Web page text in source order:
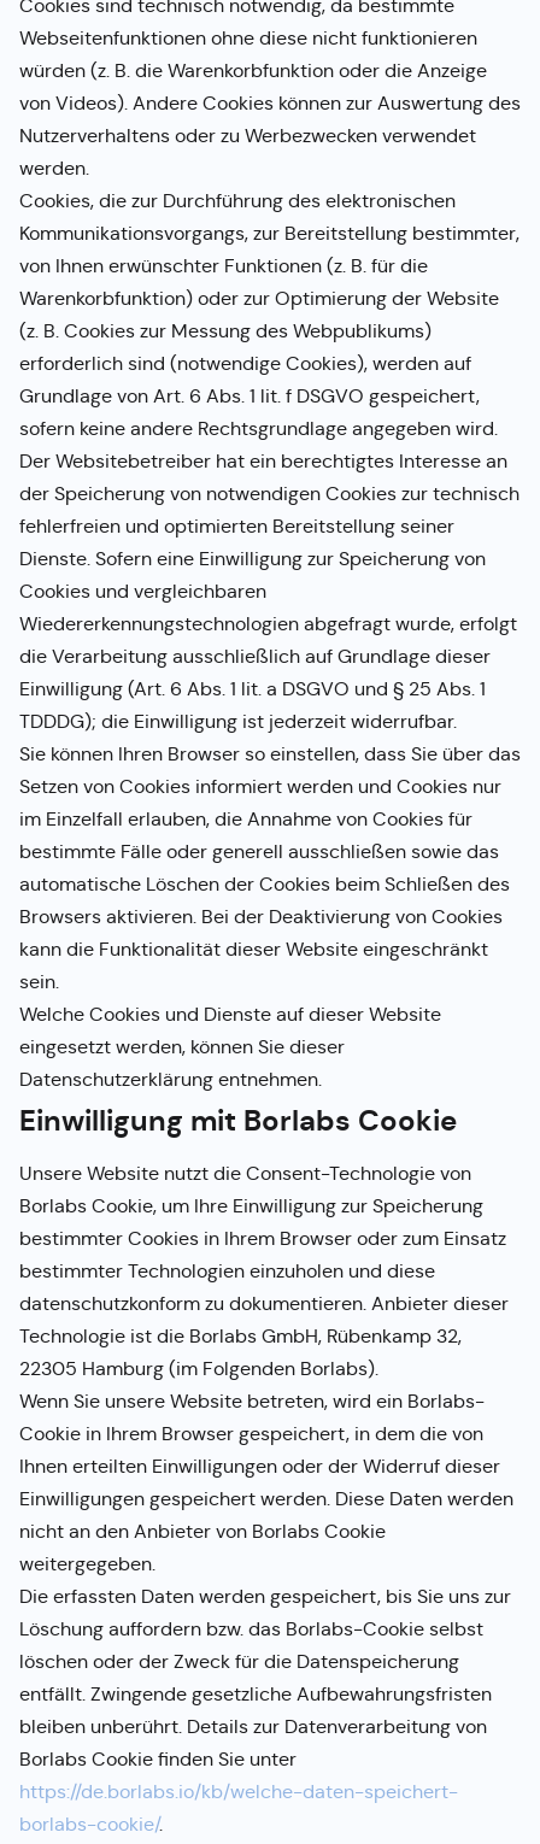
Cookies sind technisch notwendig, da bestimmte
Webseitenfunktionen ohne diese nicht funktionieren
würden (z. B. die Warenkorbfunktion oder die Anzeige
von Videos). Andere Cookies können zur Auswertung des
Nutzerverhaltens oder zu Werbezwecken verwendet
werden.
Cookies, die zur Durchführung des elektronischen
Kommunikationsvorgangs, zur Bereitstellung bestimmter,
von Ihnen erwünschter Funktionen (z. B. für die
Warenkorbfunktion) oder zur Optimierung der Website
(z. B. Cookies zur Messung des Webpublikums)
erforderlich sind (notwendige Cookies), werden auf
Grundlage von Art. 6 Abs. 1 lit. f DSGVO gespeichert,
sofern keine andere Rechtsgrundlage angegeben wird.
Der Websitebetreiber hat ein berechtigtes Interesse an
der Speicherung von notwendigen Cookies zur technisch
fehlerfreien und optimierten Bereitstellung seiner
Dienste. Sofern eine Einwilligung zur Speicherung von
Cookies und vergleichbaren
Wiedererkennungstechnologien abgefragt wurde, erfolgt
die Verarbeitung ausschließlich auf Grundlage dieser
Einwilligung (Art. 6 Abs. 1 lit. a DSGVO und § 25 Abs. 1
TDDDG); die Einwilligung ist jederzeit widerrufbar.
Sie können Ihren Browser so einstellen, dass Sie über das
Setzen von Cookies informiert werden und Cookies nur
im Einzelfall erlauben, die Annahme von Cookies für
bestimmte Fälle oder generell ausschließen sowie das
automatische Löschen der Cookies beim Schließen des
Browsers aktivieren. Bei der Deaktivierung von Cookies
kann die Funktionalität dieser Website eingeschränkt
sein.
Welche Cookies und Dienste auf dieser Website
eingesetzt werden, können Sie dieser
Datenschutzerklärung entnehmen.
Einwilligung mit Borlabs Cookie
Unsere Website nutzt die Consent-Technologie von
Borlabs Cookie, um Ihre Einwilligung zur Speicherung
bestimmter Cookies in Ihrem Browser oder zum Einsatz
bestimmter Technologien einzuholen und diese
datenschutzkonform zu dokumentieren. Anbieter dieser
Technologie ist die Borlabs GmbH, Rübenkamp 32,
22305 Hamburg (im Folgenden Borlabs).
Wenn Sie unsere Website betreten, wird ein Borlabs-
Cookie in Ihrem Browser gespeichert, in dem die von
Ihnen erteilten Einwilligungen oder der Widerruf dieser
Einwilligungen gespeichert werden. Diese Daten werden
nicht an den Anbieter von Borlabs Cookie
weitergegeben.
Die erfassten Daten werden gespeichert, bis Sie uns zur
Löschung auffordern bzw. das Borlabs-Cookie selbst
löschen oder der Zweck für die Datenspeicherung
entfällt. Zwingende gesetzliche Aufbewahrungsfristen
bleiben unberührt. Details zur Datenverarbeitung von
Borlabs Cookie finden Sie unter
https://de.borlabs.io/kb/welche-daten-speichert-
borlabs-cookie/.